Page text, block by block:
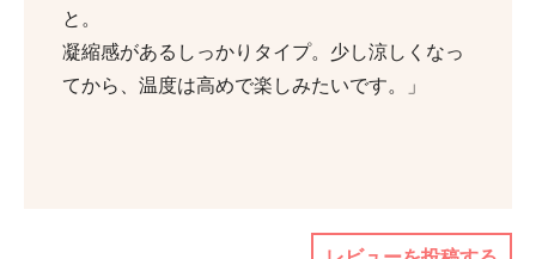
と。
凝縮感があるしっかりタイプ。少し涼しくなっ
てから、温度は高めで楽しみたいです。」